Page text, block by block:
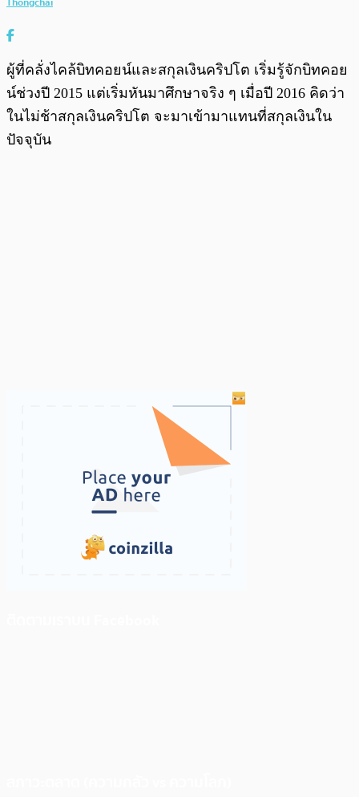
ผู้ที่คลั่งไคล้บิทคอยน์และสกุลเงินคริปโต เริ่มรู้จักบิทคอย
น์ช่วงปี 2015 แต่เริ่มหันมาศึกษาจริง ๆ เมื่อปี 2016 คิดว่า
ในไม่ช้าสกุลเงินคริปโต จะมาเข้ามาแทนที่สกุลเงินใน
ปัจจุบัน